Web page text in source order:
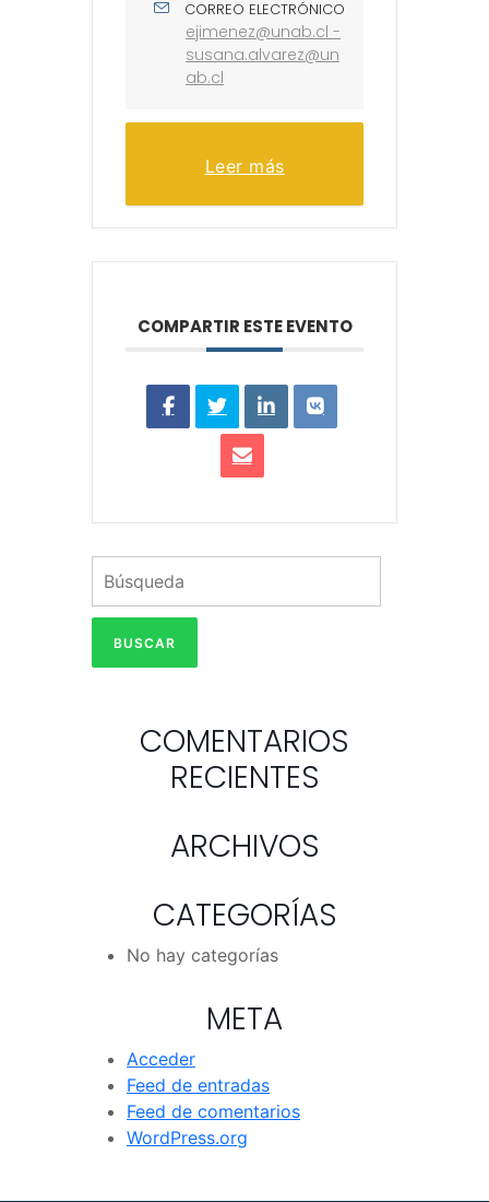
CORREO ELECTRÓNICO
ejimenez@unab.cl -
susana.alvarez@un
ab.cl
Leer más
COMPARTIR ESTE EVENTO
COMENTARIOS
RECIENTES
ARCHIVOS
CATEGORÍAS
No hay categorías
META
Acceder
Feed de entradas
Feed de comentarios
WordPress.org